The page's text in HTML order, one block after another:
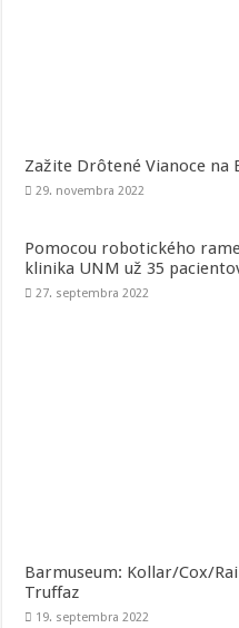
Zažite Drôtené Vianoce na
29. novembra 2022
Pomocou robotického
klinika UNM už 35
27. septembra 2022
Barmuseum: Kollar/Cox/
Truffaz
19. septembra 2022